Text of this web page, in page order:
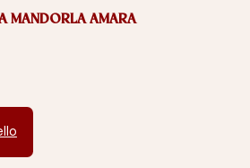
MANDORLA AMARA